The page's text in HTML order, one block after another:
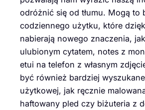
odróżnić się od tłumu. Mogą to
codziennego użytku, które
nabierają nowego znaczenia,
ulubionym cytatem, notes z
etui na telefon z własnym
być również bardziej
użytkowej, jak ręcznie
haftowany pled czy biżuteria z